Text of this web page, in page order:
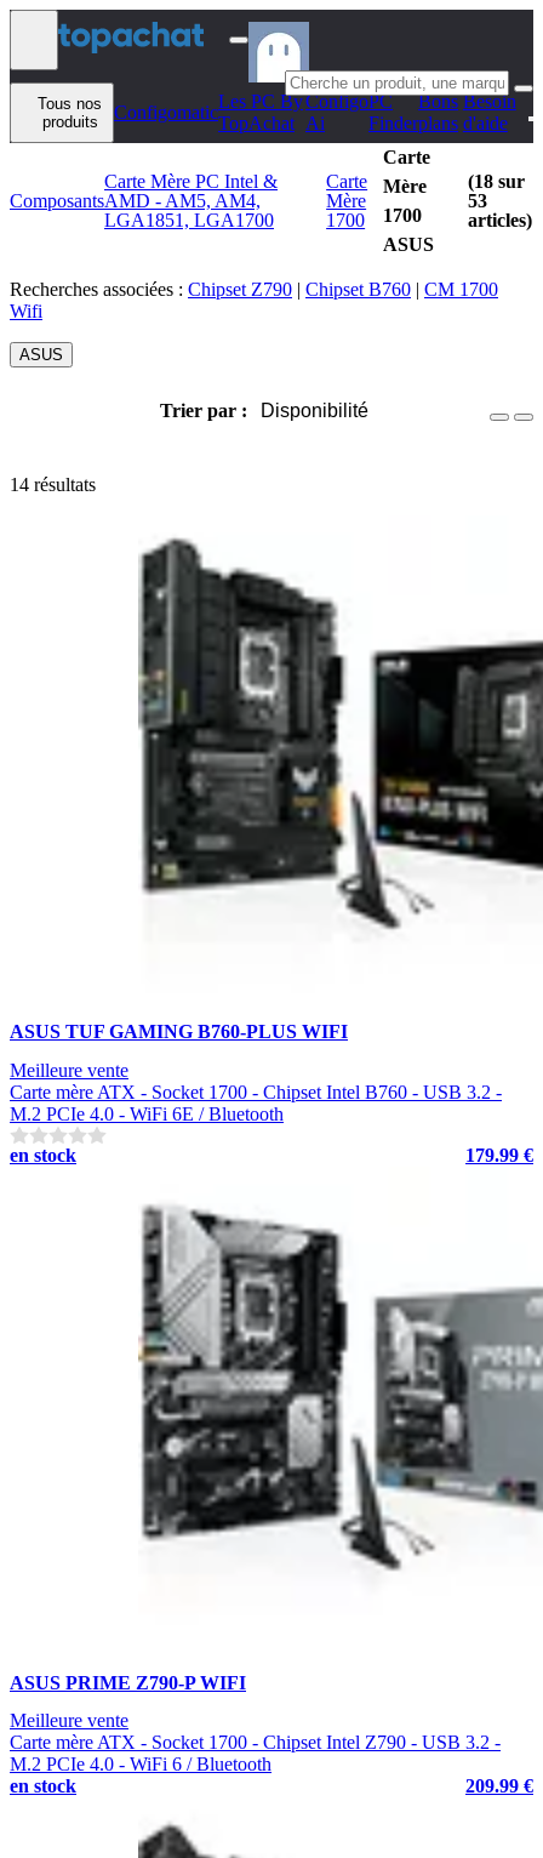
Aller au contenu
Tous nos
produits
Configomatic
Les PC By
TopAchat
Configo
Ai
PC
Finder
Bons
plans
Besoin
d'aide
Composants
Carte Mère PC Intel &
AMD - AM5, AM4,
LGA1851, LGA1700
Carte
Mère
1700
Carte
Mère
1700
ASUS
(18 sur
53
articles)
Recherches associées : Chipset Z790 | Chipset B760 | CM 1700
Wifi
ASUS
Trier par : Disponibilité
14 résultats
ASUS TUF GAMING B760-PLUS WIFI
Meilleure vente
Carte mère ATX - Socket 1700 - Chipset Intel B760 - USB 3.2 -
M.2 PCIe 4.0 - WiFi 6E / Bluetooth
en stock
179.99 €
ASUS PRIME Z790-P WIFI
Meilleure vente
Carte mère ATX - Socket 1700 - Chipset Intel Z790 - USB 3.2 -
M.2 PCIe 4.0 - WiFi 6 / Bluetooth
en stock
209.99 €